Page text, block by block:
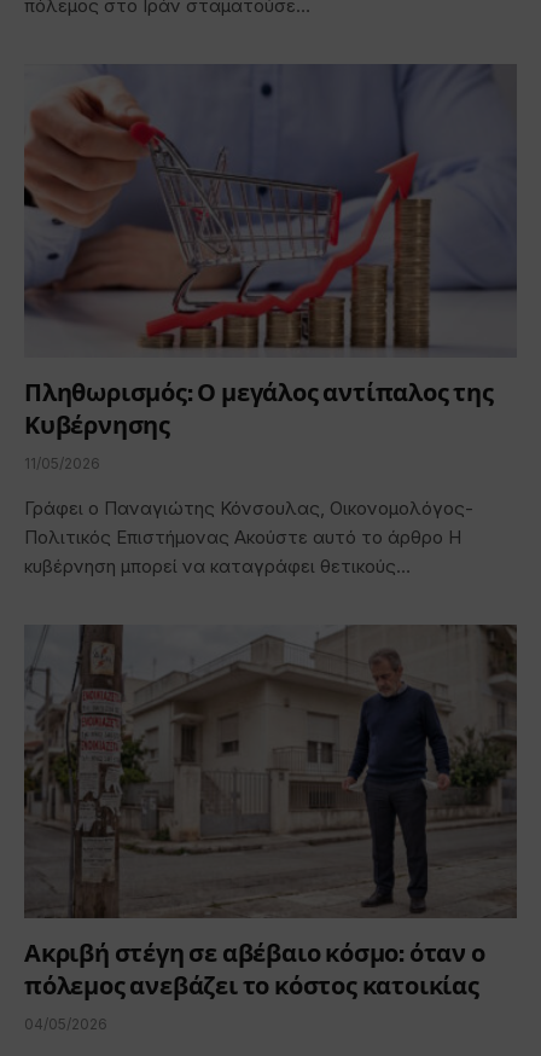
πόλεμος στο Ιράν σταματούσε…
Πληθωρισμός: Ο μεγάλος αντίπαλος της
Κυβέρνησης
11/05/2026
Γράφει ο Παναγιώτης Κόνσουλας, Οικονομολόγος-
Πολιτικός Επιστήμονας Ακούστε αυτό το άρθρο Η
κυβέρνηση μπορεί να καταγράφει θετικούς…
Ακριβή στέγη σε αβέβαιο κόσμο: όταν ο
πόλεμος ανεβάζει το κόστος κατοικίας
04/05/2026